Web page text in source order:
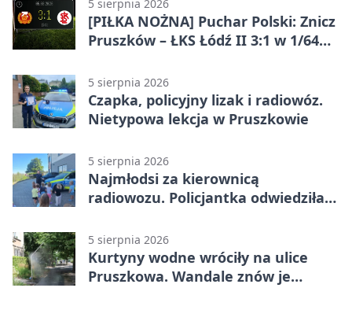
5 sierpnia 2026
[PIŁKA NOŻNA] Puchar Polski: Znicz
Pruszków – ŁKS Łódź II 3:1 w 1/64
5 sierpnia 2026
Czapka, policyjny lizak i radiowóz.
Nietypowa lekcja w Pruszkowie
5 sierpnia 2026
Najmłodsi za kierownicą
radiowozu. Policjantka odwiedziła
5 sierpnia 2026
Kurtyny wodne wróciły na ulice
Pruszkowa. Wandale znów je